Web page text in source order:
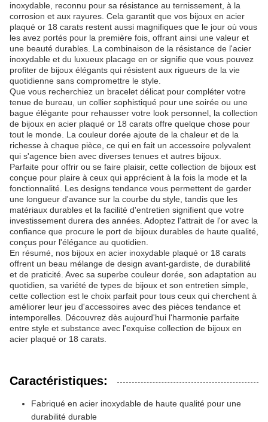
inoxydable, reconnu pour sa résistance au ternissement, à la
corrosion et aux rayures. Cela garantit que vos bijoux en acier
plaqué or 18 carats restent aussi magnifiques que le jour où vous
les avez portés pour la première fois, offrant ainsi une valeur et
une beauté durables. La combinaison de la résistance de l'acier
inoxydable et du luxueux placage en or signifie que vous pouvez
profiter de bijoux élégants qui résistent aux rigueurs de la vie
quotidienne sans compromettre le style.
Que vous recherchiez un bracelet délicat pour compléter votre
tenue de bureau, un collier sophistiqué pour une soirée ou une
bague élégante pour rehausser votre look personnel, la collection
de bijoux en acier plaqué or 18 carats offre quelque chose pour
tout le monde. La couleur dorée ajoute de la chaleur et de la
richesse à chaque pièce, ce qui en fait un accessoire polyvalent
qui s'agence bien avec diverses tenues et autres bijoux.
Parfaite pour offrir ou se faire plaisir, cette collection de bijoux est
conçue pour plaire à ceux qui apprécient à la fois la mode et la
fonctionnalité. Les designs tendance vous permettent de garder
une longueur d'avance sur la courbe du style, tandis que les
matériaux durables et la facilité d'entretien signifient que votre
investissement durera des années. Adoptez l'attrait de l'or avec la
confiance que procure le port de bijoux durables de haute qualité,
conçus pour l'élégance au quotidien.
En résumé, nos bijoux en acier inoxydable plaqué or 18 carats
offrent un beau mélange de design avant-gardiste, de durabilité
et de praticité. Avec sa superbe couleur dorée, son adaptation au
quotidien, sa variété de types de bijoux et son entretien simple,
cette collection est le choix parfait pour tous ceux qui cherchent à
améliorer leur jeu d'accessoires avec des pièces tendance et
intemporelles. Découvrez dès aujourd'hui l'harmonie parfaite
entre style et substance avec l'exquise collection de bijoux en
acier plaqué or 18 carats.
Caractéristiques:
Fabriqué en acier inoxydable de haute qualité pour une
durabilité durable